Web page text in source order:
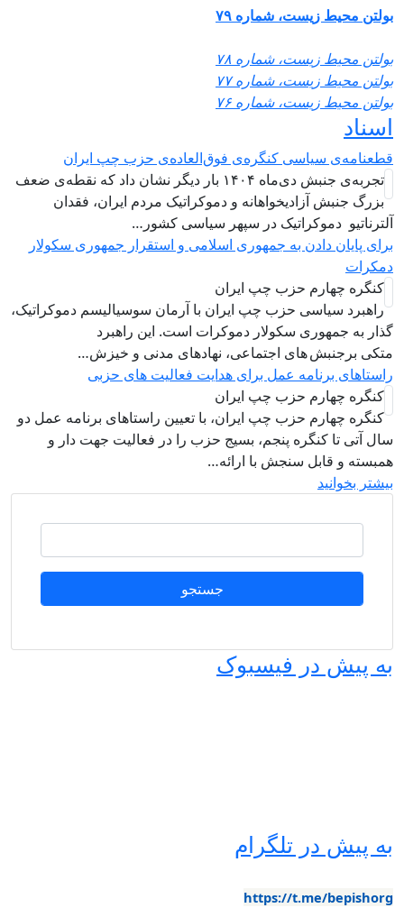
محیط زیست، شماره ۷۹
محیط زیست، شماره ۷۸
محیط زیست، شماره ۷۷
محیط زیست، شماره ۷۶
سیاسی کنگره‌ی فوق‌العاده‌ی حزب چپ ایران
تجربه‌ی جنبش دی‌ماه ۱۴۰۴ بار دیگر نشان داد که نقطه‌ی ضعف
بزرگ جنبش آزادیخواهانه و دموکراتیک مردم ایران، فقدان
دموکراتیک در سپهر سیاسی کشور…
پایان دادن به جمهوری اسلامی و استقرار جمهوری سکولار
کنگره چهارم حزب چپ ایران
راهبرد سياسی حزب چپ ایران با آرمان سوسیالیسم دموکراتیک،
به جمهوری سکولار دموکرات است. این راهبرد
برجنبش های اجتماعی، نهادهای مدنی و خیزش‌…
برنامه عمل برای هدایت فعالیت های حزبی
کنگره چهارم حزب چپ ایران
کنگره چهارم حزب چپ ایران، با تعیین راستاهای برنامه عمل دو
آتی تا کنگره پنجم، بسیج حزب را در فعالیت جهت دار و
و قابل سنجش با ارائه…
بخوانید
پیش در فیسبوک
پیش در تلگرام
https://t.me/